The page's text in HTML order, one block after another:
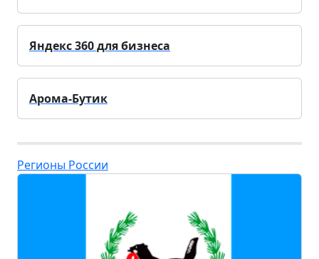
Яндекс 360 для бизнеса
Арома-Бутик
Регионы России